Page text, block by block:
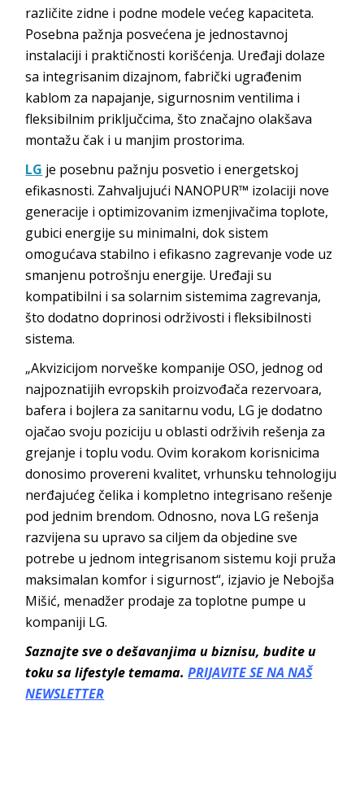
različite zidne i podne modele većeg kapaciteta.
Posebna pažnja posvećena je jednostavnoj
instalaciji i praktičnosti korišćenja. Uređaji dolaze
sa integrisanim dizajnom, fabrički ugrađenim
kablom za napajanje, sigurnosnim ventilima i
fleksibilnim priključcima, što značajno olakšava
montažu čak i u manjim prostorima.
LG je posebnu pažnju posvetio i energetskoj
efikasnosti. Zahvaljujući NANOPUR™ izolaciji nove
generacije i optimizovanim izmenjivačima toplote,
gubici energije su minimalni, dok sistem
omogućava stabilno i efikasno zagrevanje vode uz
smanjenu potrošnju energije. Uređaji su
kompatibilni i sa solarnim sistemima zagrevanja,
što dodatno doprinosi održivosti i fleksibilnosti
sistema.
„Akvizicijom norveške kompanije OSO, jednog od
najpoznatijih evropskih proizvođača rezervoara,
bafera i bojlera za sanitarnu vodu, LG je dodatno
ojačao svoju poziciju u oblasti održivih rešenja za
grejanje i toplu vodu. Ovim korakom korisnicima
donosimo provereni kvalitet, vrhunsku tehnologiju
nerđajućeg čelika i kompletno integrisano rešenje
pod jednim brendom. Odnosno, nova LG rešenja
razvijena su upravo sa ciljem da objedine sve
potrebe u jednom integrisanom sistemu koji pruža
maksimalan komfor i sigurnost“, izjavio je Nebojša
Mišić, menadžer prodaje za toplotne pumpe u
kompaniji LG.
Saznajte sve o dešavanjima u biznisu, budite u
toku sa lifestyle temama.PRIJAVITE SE NA NAŠ
NEWSLETTER